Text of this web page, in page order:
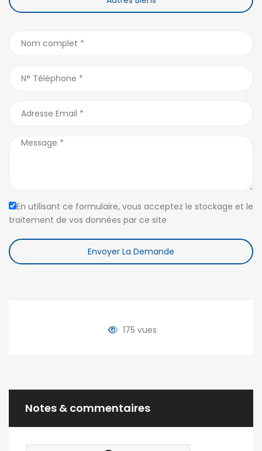
En utilisant ce formulaire, vous acceptez le stockage et le
traitement de vos données par ce site
Envoyer La Demande
175 vues
Notes & commentaires